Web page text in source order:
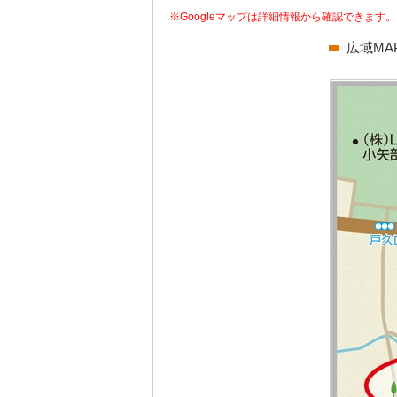
※Googleマップは詳細情報から確認できます。
広域